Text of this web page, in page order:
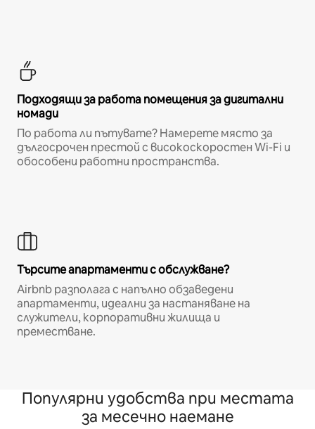
Подходящи за работа помещения за дигитални
номади
По работа ли пътувате? Намерете място за
дългосрочен престой с високоскоростен Wi-Fi и
обособени работни пространства.
Търсите апартаменти с обслужване?
Airbnb разполага с напълно обзаведени
апартаменти, идеални за настаняване на
служители, корпоративни жилища и
преместване.
Популярни удобства при местата
за месечно наемане